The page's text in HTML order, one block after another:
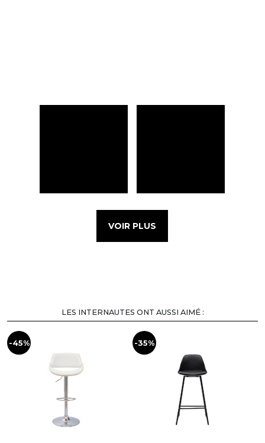
VOIR PLUS
LES INTERNAUTES ONT AUSSI AIMÉ :
-45% -35%